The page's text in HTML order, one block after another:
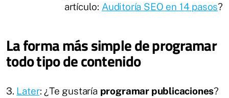
artículo: Auditoría SEO en 14 pasos?
La forma más simple de programar
todo tipo de contenido
3. Later: ¿Te gustaría programar publicaciones?